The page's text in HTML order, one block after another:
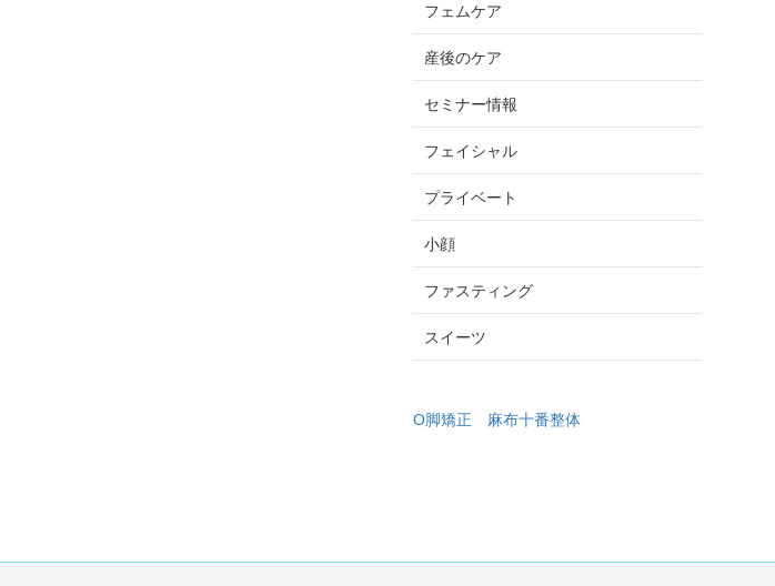
フェムケア
産後のケア
セミナー情報
フェイシャル
プライベート
小顔
ファスティング
スイーツ
O脚矯正 麻布十番整体